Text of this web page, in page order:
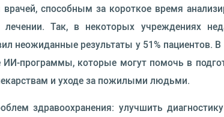
способным за короткое время
Так, в некоторых учреждениях
неожиданные результаты у 51% пациентов.
программы, которые могут помочь в
и уходе за пожилыми людьми.
здравоохранения: улучшить